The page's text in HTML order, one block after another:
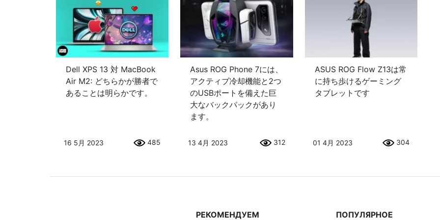
Dell XPS 13 対 MacBook
Air M2: どちらかが勝者で
あることは明らかです。
16 5月 2023 485
Asus ROG Phone 7には、
アクティブ冷却機能と2つ
のUSBポートを備えた巨
大なバックパックがあり
ます。
13 4月 2023 312
ASUS ROG Flow Z13は常
に持ち歩けるゲーミング
タブレットです
01 4月 2023 304
РЕКОМЕНДУЕМ ПОПУЛЯРНОЕ